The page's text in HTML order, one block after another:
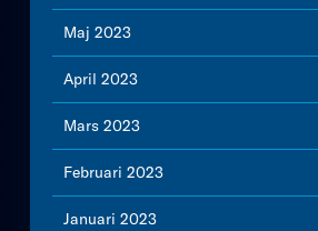
Maj 2023
April 2023
Mars 2023
Februari 2023
Januari 2023